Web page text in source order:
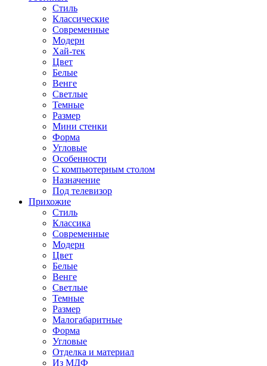
Стиль
Классические
Современные
Модерн
Хай-тек
Цвет
Белые
Венге
Светлые
Темные
Размер
Мини стенки
Форма
Угловые
Особенности
С компьютерным столом
Назначение
Под телевизор
Прихожие
Стиль
Классика
Современные
Модерн
Цвет
Белые
Венге
Светлые
Темные
Размер
Малогабаритные
Форма
Угловые
Отделка и материал
Из МДФ